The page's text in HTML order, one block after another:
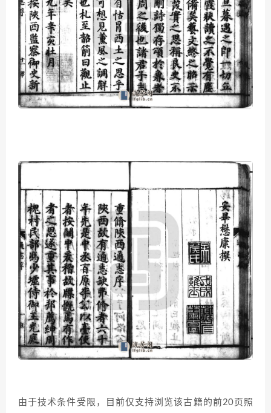
由于技术条件受限，目前仅支持浏览该古籍的前20页照